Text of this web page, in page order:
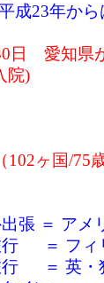
は
日 愛知県
院)
102ヶ国/75
張 ＝ アメ
＝ フィ
＝ 英・独